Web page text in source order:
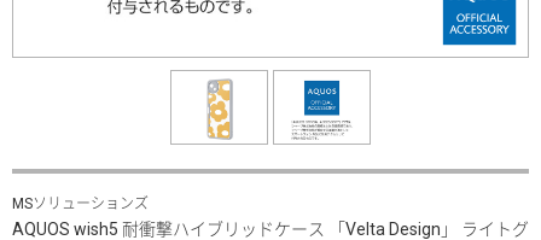
MSソリューションズ
AQUOS wish5 耐衝撃ハイブリッドケース 「Velta Design」 ライトグ